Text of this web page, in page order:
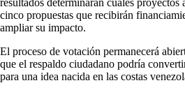
cinco propuestas que recibirán
ampliar su impacto.
El proceso de votación permanecerá
que el respaldo ciudadano podría
para una idea nacida en las costas